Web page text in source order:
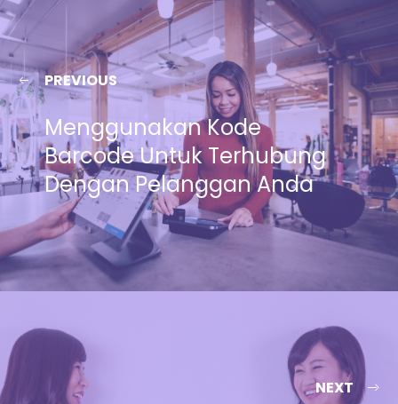
PREVIOUS
Menggunakan Kode
Barcode Untuk Terhubung
Dengan Pelanggan Anda
NEXT